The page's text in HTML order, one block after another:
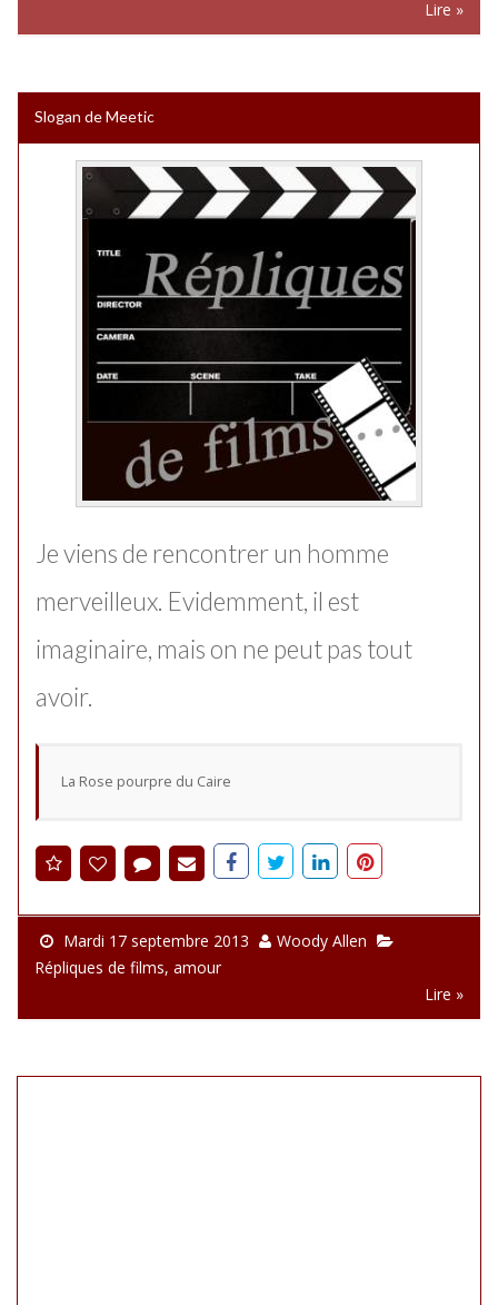
Lire »
Slogan de Meetic
Je viens de rencontrer un homme
merveilleux. Evidemment, il est
imaginaire, mais on ne peut pas tout
avoir.
La Rose pourpre du Caire
Mardi 17 septembre 2013
Woody Allen
Répliques de films, amour
Lire »